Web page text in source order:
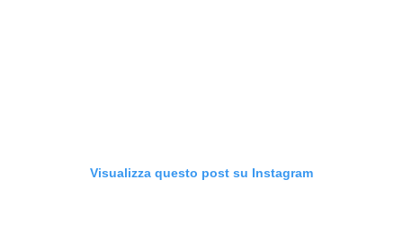
Visualizza questo post su Instagram